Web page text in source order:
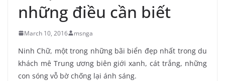
những điều cần biết
March 10, 2016 msnga
Ninh Chữ, một trong những bãi biển đẹp nhất trong du
khách mê Trung ương biên giới xanh, cát trắng, những
con sóng vỗ bờ chống lại ánh sáng.